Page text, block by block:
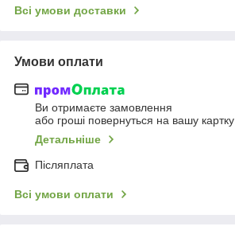
Всі умови доставки
Умови оплати
Ви отримаєте замовлення
або гроші повернуться на вашу картку
Детальніше
Післяплата
Всі умови оплати